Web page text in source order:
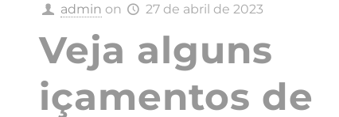
admin on 27 de abril de 2023
Veja alguns
içamentos de